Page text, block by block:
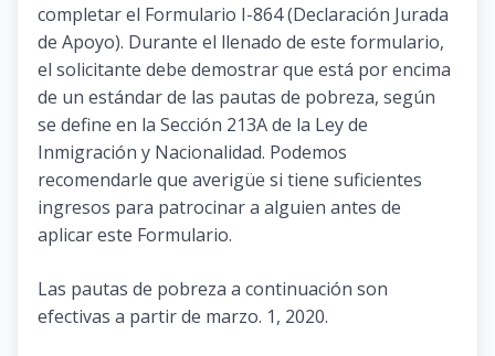
completar el Formulario I-864 (Declaración Jurada
de Apoyo). Durante el llenado de este formulario,
el solicitante debe demostrar que está por encima
de un estándar de las pautas de pobreza, según
se define en la Sección 213A de la Ley de
Inmigración y Nacionalidad. Podemos
recomendarle que averigüe si tiene suficientes
ingresos para patrocinar a alguien antes de
aplicar este Formulario.
Las pautas de pobreza a continuación son
efectivas a partir de marzo. 1, 2020.